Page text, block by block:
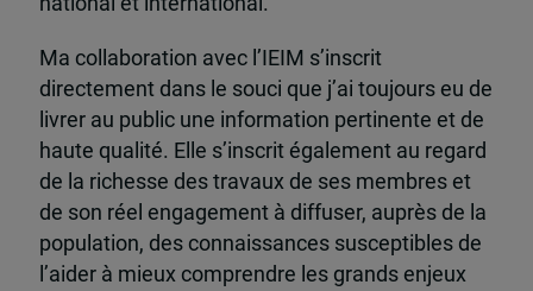
Ma collaboration avec l’IEIM s’inscrit
directement dans le souci que j’ai toujours eu de
livrer au public une information pertinente et de
haute qualité. Elle s’inscrit également au regard
de la richesse des travaux de ses membres et
de son réel engagement à diffuser, auprès de la
population, des connaissances susceptibles de
l’aider à mieux comprendre les grands enjeux